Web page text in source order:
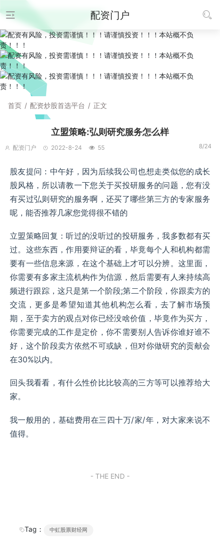
配资门户
首页 / 配资炒股首选平台 / 正文
立盟策略:弘则研究服务怎么样
配资门户 2022-8-24 55 8/24
股友提问：中午好，因为后续我公司也想走类似您的成长
股风格，所以请教一下您关于买投研服务的问题，您有没
有买过弘则研究的服务啊，还买了哪些第三方的专家服务
呢，能否推荐几家您觉得很不错的
立盟策略回复：听过的没听过的投研服务，我多数都有买
过。这些东西，作用要辩证的看，毕竟每个人和机构都需
要有一些信息来源，在这个基础上才可以分辨。这里面，
你需要有多家主流机构作为信源，然后需要有人来持续高
频进行跟踪，这只是第一个阶段;第二个阶段，你跟卖方的
交流，更多是希望知道其他机构怎么看，去了解市场预
期，至于卖方的观点对你已经没啥价值，毕竟作为买方，
你需要完成的工作是定价，你不需要别人告诉你谁好谁不
好，这个阶段卖方依然不可或缺，但对你做研究的贡献会
在30%以内。
回头我看看，有什么性价比比较高的三方等可以推荐给大
家。
我一般用的，基础费用在三四十万/家/年，对大家来说不
值得。
- THE END -
Tag： 中虹股票财经网